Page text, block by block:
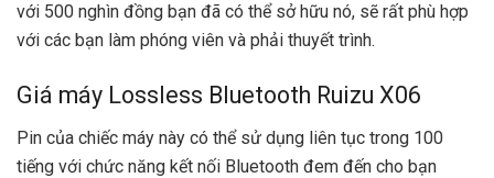
với 500 nghìn đồng bạn đã có thể sở hữu nó, sẽ rất phù hợp
với các bạn làm phóng viên và phải thuyết trình.
Giá máy Lossless Bluetooth Ruizu X06
Pin của chiếc máy này có thể sử dụng liên tục trong 100
tiếng với chức năng kết nối Bluetooth đem đến cho bạn